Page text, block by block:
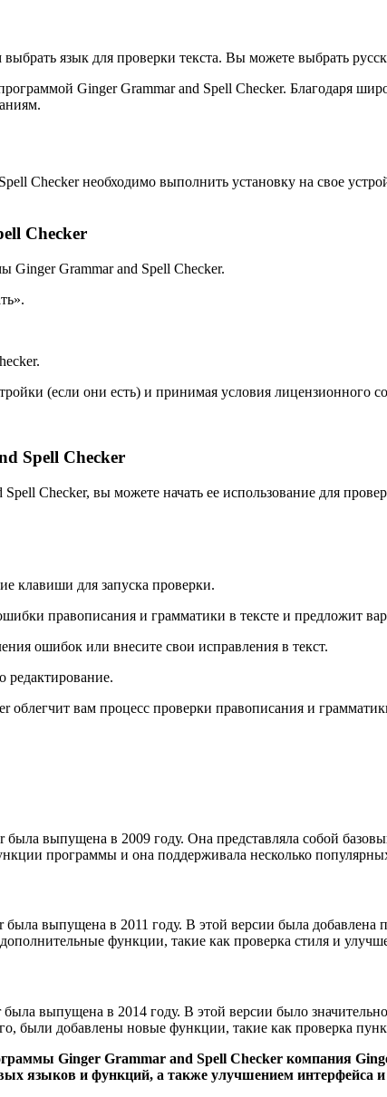
язык для проверки текста. Вы можете выбрать
Ginger Grammar and Spell Checker. Благодаря
Checker необходимо выполнить установку на свое
Checker
Ginger Grammar and Spell Checker.
(если они есть) и принимая условия лицензионного
Spell Checker
Checker, вы можете начать ее использование для
клавиши для запуска проверки.
правописания и грамматики в тексте и предложит
ошибок или внесите свои исправления в текст.
редактирование.
вам процесс проверки правописания и
выпущена в 2009 году. Она представляла собой
программы и она поддерживала несколько
выпущена в 2011 году. В этой версии была
функции, такие как проверка стиля и
выпущена в 2014 году. В этой версии было
были добавлены новые функции, такие как проверка
Ginger Grammar and Spell Checker компания
языков и функций, а также улучшением интерфейса